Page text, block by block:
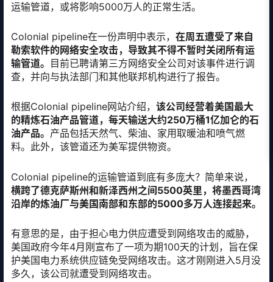
运输管道，或将影响5000万人的正常生活。
Colonial pipeline在一份声明中表示， 在周五遭受了来自
勒索软件的网络安全攻击，导致其不得不暂时关闭所有运
输管道。
目前已聘请第三方网络安全公司对该事件进行调
查，并向与执法部门和其他联邦机构进行了报告。
根据Colonial pipeline网站介绍， 该公司经营着美国最大
的精炼石油产品管道，每天输送大约250万桶1亿加仑的石
油产品。 产品包括天然气、柴油、家用取暖油和喷气燃
料。此外，该管道还为美军提供物资。
Colonial pipeline的运输管道到底有多庞大？简单来说，
横跨了德克萨斯州和新泽西州之间5500英里，将墨西哥湾
沿岸的炼油厂与美国南部和东部的5000多万人连接起来。
有意思的是，由于担心电力供应遭受到网络攻击的威胁，
美国政府今年4月刚宣布了一项为期100天的计划，旨在保
护美国电力系统供应链免受网络攻击。这才刚刚进入5月没
多久，该公司就遭受到网络攻击。